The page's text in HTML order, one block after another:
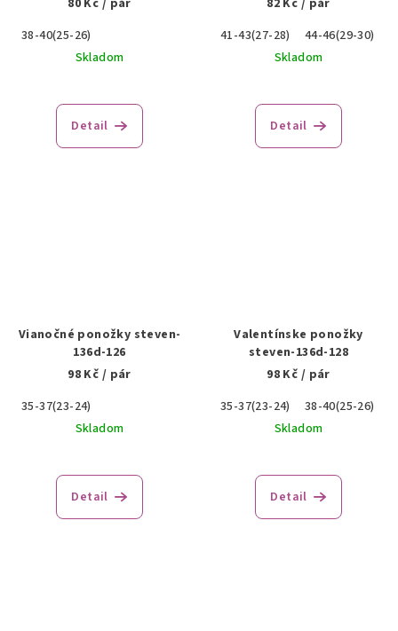
38-40(25-26)
Skladom
Detail
41-43(27-28)
44-46(29-30)
Skladom
Detail
Vianočné ponožky steven-
136d-126
98 Kč / pár
35-37(23-24)
Skladom
Detail
Valentínske ponožky
steven-136d-128
98 Kč / pár
35-37(23-24)
38-40(25-26)
Skladom
Detail